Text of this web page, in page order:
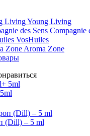
Young Living
Compagnie
VosHuiles
Aroma Zone
(Dill) – 5 ml